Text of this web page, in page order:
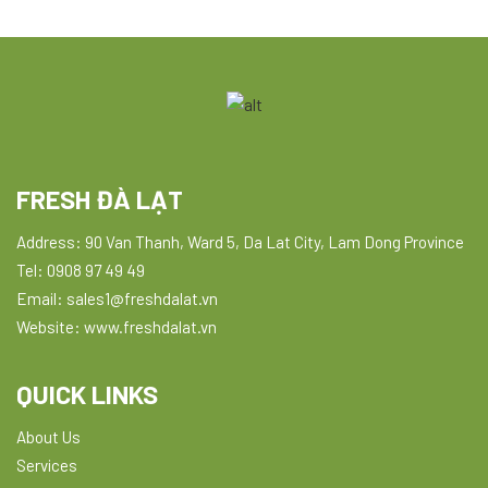
FRESH ĐÀ LẠT
Address: 90 Van Thanh, Ward 5, Da Lat City, Lam Dong Province
Tel: 0908 97 49 49
Email: sales1@freshdalat.vn
Website: www.freshdalat.vn
QUICK LINKS
About Us
Services